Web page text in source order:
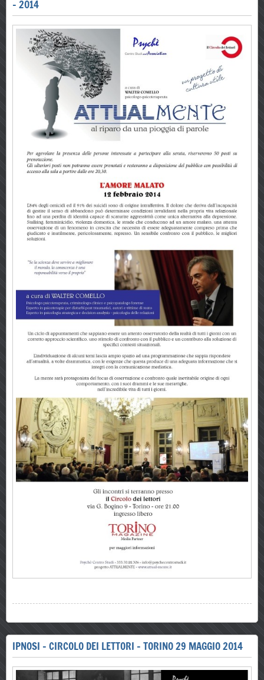
- 2014
IPNOSI - CIRCOLO DEI LETTORI - TORINO 29 MAGGIO 2014